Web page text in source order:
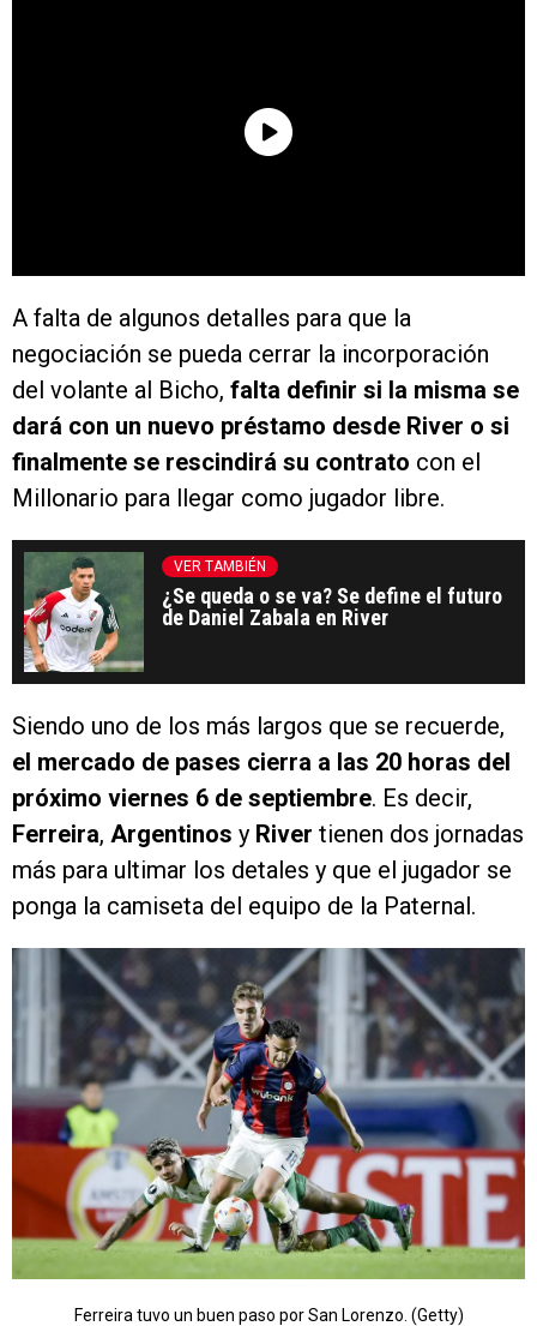
A falta de algunos detalles para que la
negociación se pueda cerrar la incorporación
del volante al Bicho, falta definir si la misma se
dará con un nuevo préstamo desde River o si
finalmente se rescindirá su contrato con el
Millonario para llegar como jugador libre.
VER TAMBIÉN
¿Se queda o se va? Se define el futuro
de Daniel Zabala en River
Siendo uno de los más largos que se recuerde,
el mercado de pases cierra a las 20 horas del
próximo viernes 6 de septiembre. Es decir,
Ferreira, Argentinos y River tienen dos jornadas
más para ultimar los detales y que el jugador se
ponga la camiseta del equipo de la Paternal.
Ferreira tuvo un buen paso por San Lorenzo. (Getty)